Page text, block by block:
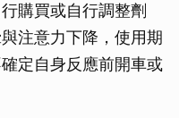
購買或自行調整劑
注意力下降，使用期
定自身反應前開車或